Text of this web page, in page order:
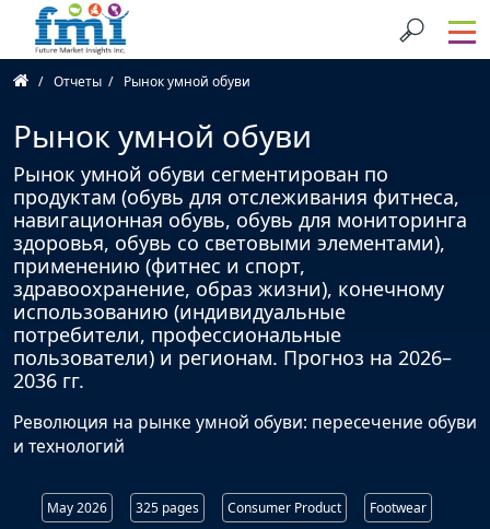
Отчеты Рынок умной обуви
Рынок умной обуви
Рынок умной обуви сегментирован по
продуктам (обувь для отслеживания фитнеса,
навигационная обувь, обувь для мониторинга
здоровья, обувь со световыми элементами),
применению (фитнес и спорт,
здравоохранение, образ жизни), конечному
использованию (индивидуальные
потребители, профессиональные
пользователи) и регионам. Прогноз на 2026–
2036 гг.
Революция на рынке умной обуви: пересечение обуви
и технологий
May 2026 325 pages Consumer Product Footwear